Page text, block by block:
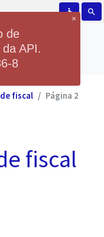
accessible search
fiscal Página 2
fiscal
×
de
API.
8